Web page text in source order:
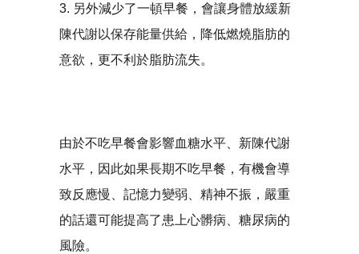
3. 另外減少了一頓早餐，會讓身體放緩新
陳代謝以保存能量供給，降低燃燒脂肪的
意欲，更不利於脂肪流失。
由於不吃早餐會影響血糖水平、新陳代謝
水平，因此如果長期不吃早餐，有機會導
致反應慢、記憶力變弱、精神不振，嚴重
的話還可能提高了患上心髒病、糖尿病的
風險。